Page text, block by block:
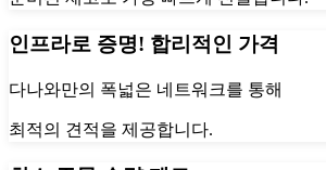
인프라로 증명! 합리적인 가격
다나와만의 폭넓은 네트워크를 통해
최적의 견적을 제공합니다.